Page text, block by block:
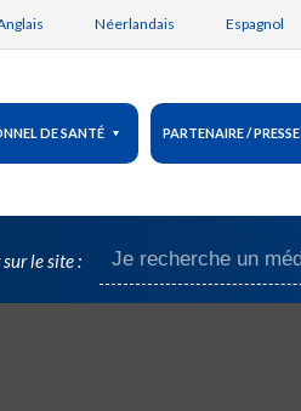
Néerlandais Espagnol
DE SANTÉ PARTENAIRE / PRESSE
le site :